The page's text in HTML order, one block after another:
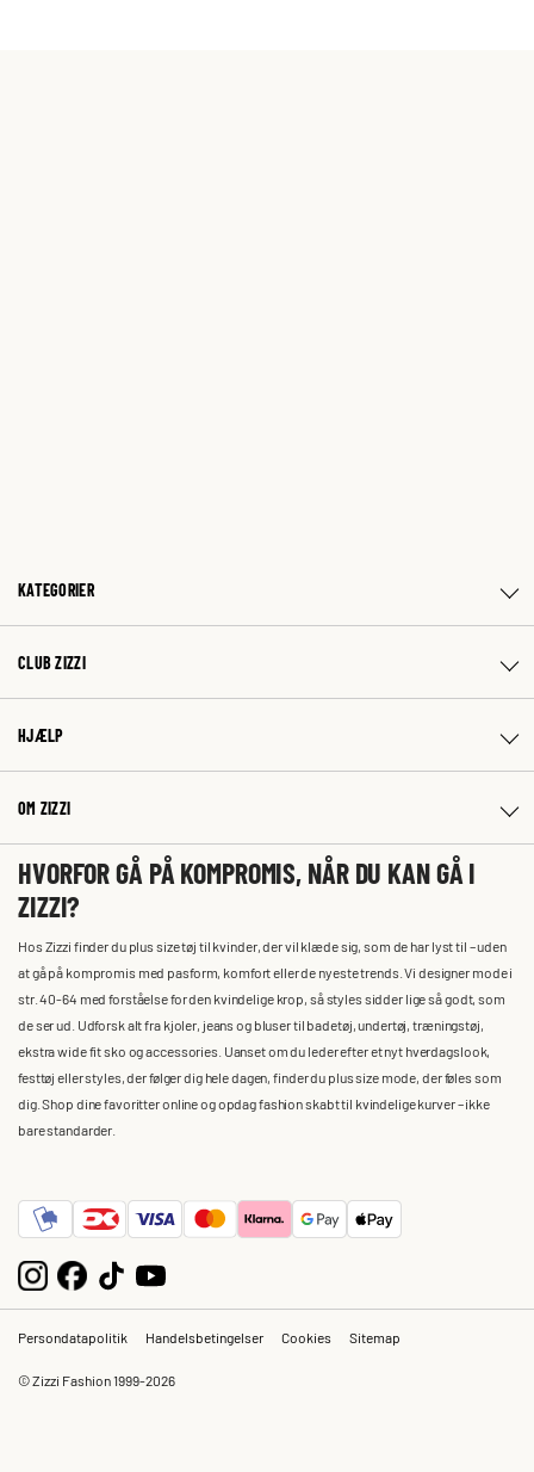
KATEGORIER
CLUB ZIZZI
HJÆLP
OM ZIZZI
HVORFOR GÅ PÅ KOMPROMIS, NÅR DU KAN GÅ I
ZIZZI?
Hos Zizzi finder du plus size tøj til kvinder, der vil klæde sig, som de har lyst til – uden
at gå på kompromis med pasform, komfort eller de nyeste trends. Vi designer mode i
str. 40-64 med forståelse for den kvindelige krop, så styles sidder lige så godt, som
de ser ud. Udforsk alt fra kjoler, jeans og bluser til badetøj, undertøj, træningstøj,
ekstra wide fit sko og accessories. Uanset om du leder efter et nyt hverdagslook,
festtøj eller styles, der følger dig hele dagen, finder du plus size mode, der føles som
dig. Shop dine favoritter online og opdag fashion skabt til kvindelige kurver – ikke
bare standarder.
Persondatapolitik Handelsbetingelser Cookies Sitemap
© Zizzi Fashion 1999-2026